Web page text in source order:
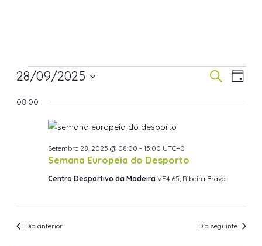
Eventos
Pesquisar
Dia
28/09/2025
a
08:00
Semana Europeia do Desporto
Setembro 28, 2025 @ 08:00 - 15:00 UTC+0
Centro Desportivo da Madeira VE4 65, Ribeira Brava
Dia anterior Dia seguinte